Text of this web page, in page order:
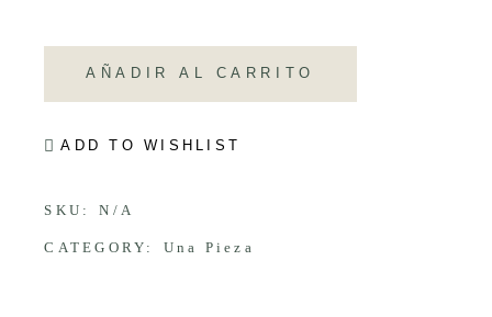
AÑADIR AL CARRITO
ADD TO WISHLIST
SKU: N/A
CATEGORY: Una Pieza